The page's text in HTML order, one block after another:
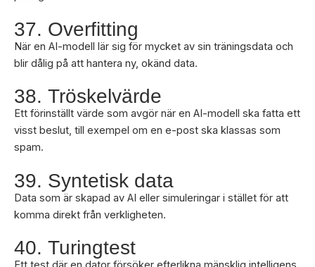
37. Overfitting
När en AI-modell lär sig för mycket av sin träningsdata och
blir dålig på att hantera ny, okänd data.
38. Tröskelvärde
Ett förinställt värde som avgör när en AI-modell ska fatta ett
visst beslut, till exempel om en e-post ska klassas som
spam.
39. Syntetisk data
Data som är skapad av AI eller simuleringar i stället för att
komma direkt från verkligheten.
40. Turingtest